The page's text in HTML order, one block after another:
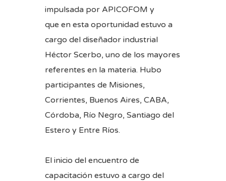
impulsada por APICOFOM y
que en esta oportunidad estuvo a
cargo del diseñador industrial
Héctor Scerbo, uno de los mayores
referentes en la materia. Hubo
participantes de Misiones,
Corrientes, Buenos Aires, CABA,
Córdoba, Río Negro, Santiago del
Estero y Entre Ríos.
El inicio del encuentro de
capacitación estuvo a cargo del